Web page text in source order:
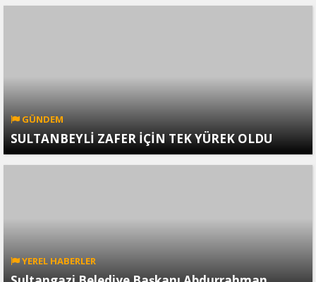
GÜNDEM
SULTANBEYLİ ZAFER İÇİN TEK YÜREK OLDU
YEREL HABERLER